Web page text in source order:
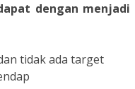
dengan menjadi
tidak ada target